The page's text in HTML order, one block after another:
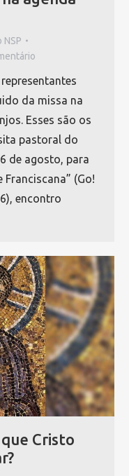
NSP
da missa na
Esses são os
pastoral do
de agosto, para
(Go!
encontro
Cristo